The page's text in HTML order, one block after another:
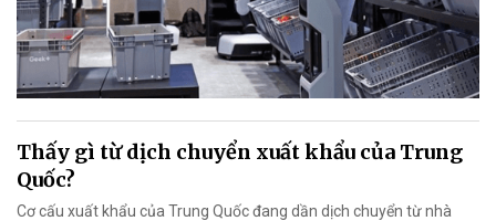
Thấy gì từ dịch chuyển xuất khẩu của Trung
Quốc?
Cơ cấu xuất khẩu của Trung Quốc đang dần dịch chuyển từ nhà